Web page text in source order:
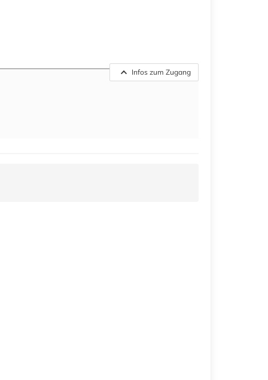
Infos zum Zugang